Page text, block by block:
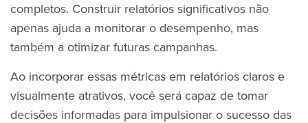
completos. Construir relatórios significativos não
apenas ajuda a monitorar o desempenho, mas
também a otimizar futuras campanhas.
Ao incorporar essas métricas em relatórios claros e
visualmente atrativos, você será capaz de tomar
decisões informadas para impulsionar o sucesso das